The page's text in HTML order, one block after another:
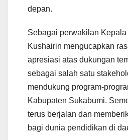
depan.
Sebagai perwakilan
Kushairin mengucapkan
apresiasi atas dukungan
sebagai salah satu
mendukung program-
Kabupaten Sukabumi.
terus berjalan dan
bagi dunia pendidikan di